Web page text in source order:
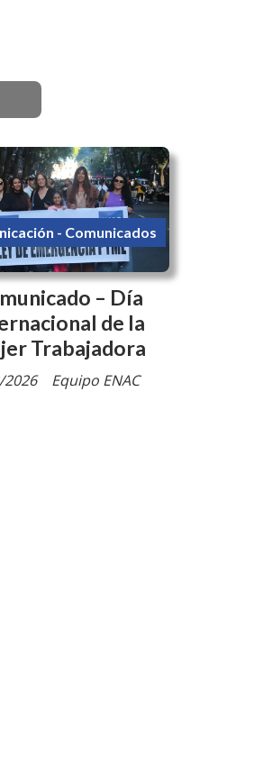
– Día
de la
Trabajadora
Equipo ENAC
- Comunicados
2026